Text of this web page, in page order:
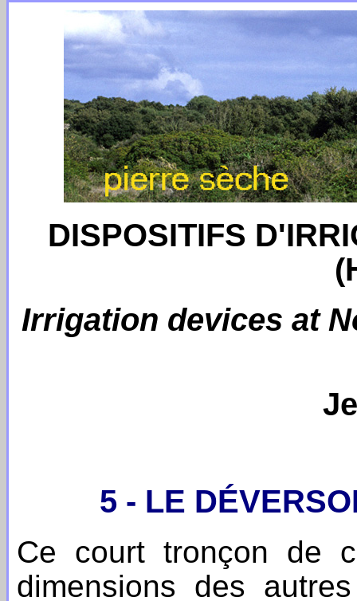
DISPOSITIFS
Irrigation devices at
5 - LE
Ce court tronçon de
dimensions des